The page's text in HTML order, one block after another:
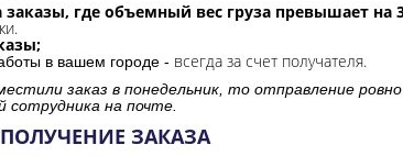
заказы, где объемный вес груза превышает на
в вашем городе - всегда за счет получателя.
заказ в понедельник, то отправление
сотрудника на почте.
ПОЛУЧЕНИЕ ЗАКАЗА